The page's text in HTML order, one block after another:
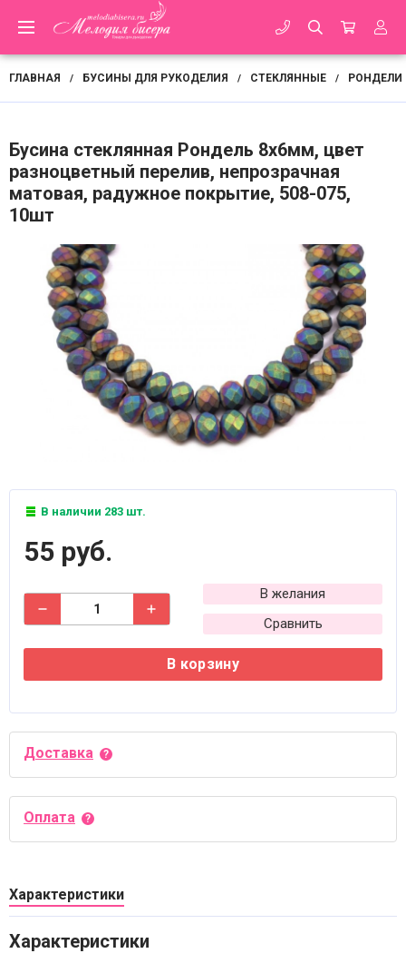
ГЛАВНАЯ / БУСИНЫ ДЛЯ РУКОДЕЛИЯ / СТЕКЛЯННЫЕ / РОНДЕЛИ
Бусина стеклянная Рондель 8х6мм, цвет
разноцветный перелив, непрозрачная
матовая, радужное покрытие, 508-075,
10шт
В наличии 283 шт.
55 руб.
В желания
Сравнить
В корзину
Доставка
Оплата
Характеристики
Характеристики